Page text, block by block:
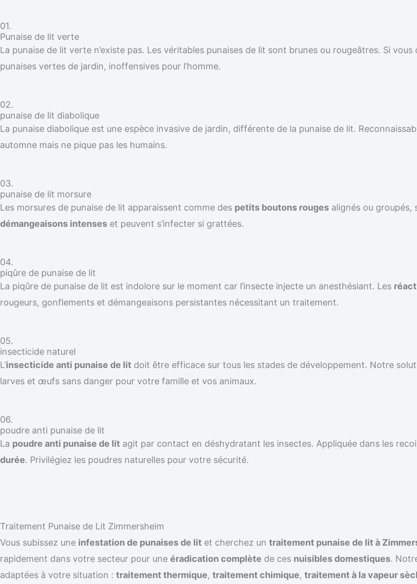
01.
Punaise de lit verte
La punaise de lit verte n’existe pas. Les véritables punaises de lit sont brunes ou rougeâtres. Si
punaises vertes de jardin, inoffensives pour l’homme.
02.
punaise de lit diabolique
La punaise diabolique est une espèce invasive de jardin, différente de la punaise de lit.
automne mais ne pique pas les humains.
03.
punaise de lit morsure
Les morsures de punaise de lit apparaissent comme des petits boutons rouges alignés ou groupés,
démangeaisons intenses et peuvent s’infecter si grattées.
04.
piqûre de punaise de lit
La piqûre de punaise de lit est indolore sur le moment car l’insecte injecte un anesthésiant. Les
rougeurs, gonflements et démangeaisons persistantes nécessitant un traitement.
05.
insecticide naturel
L’insecticide anti punaise de lit doit être efficace sur tous les stades de développement. Notre
larves et œufs sans danger pour votre famille et vos animaux.
06.
poudre anti punaise de lit
La poudre anti punaise de lit agit par contact en déshydratant les insectes. Appliquée dans les
durée. Privilégiez les poudres naturelles pour votre sécurité.
Traitement Punaise de Lit Zimmersheim
Vous subissez une infestation de punaises de lit et cherchez un traitement punaise de lit à
rapidement dans votre secteur pour une éradication complète de ces nuisibles domestiques.
adaptées à votre situation : traitement thermique, traitement chimique, traitement à la vapeur